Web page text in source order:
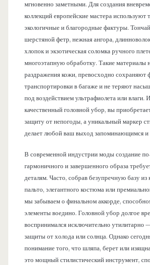
мгновенно заметными. Для создания
коллекций европейские мастера используют
экологичные и благородные фактуры.
шерстяной фетр, нежная ангора,
хлопок и экзотическая соломка ручного
многоэтапную обработку. Такие материалы
раздражения кожи, превосходно сохраняют
транспортировки в багаже и не теряют
под воздействием ультрафиолета или влаги.
качественный головной убор, вы
защиту от непогоды, а уникальный маркер
делает любой ваш выход запоминающимся и
В современной индустрии моды создание
гармоничного и завершенного образа
деталям. Часто, собрав безупречную базу из
пальто, элегантного костюма или
мы забываем о финальном аккорде,
элементы воедино. Головной убор долгое
воспринимался исключительно утилитарно
защиты от холода или солнца. Однако
понимание того, что шляпа, берет или
это мощный стилистический инструмент,